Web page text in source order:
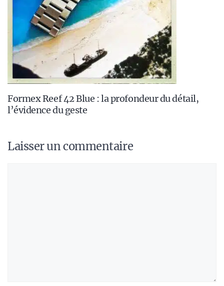
Formex Reef 42 Blue : la profondeur du détail,
l’évidence du geste
Laisser un commentaire